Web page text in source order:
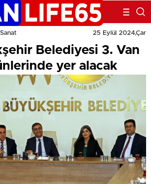
25 Eylül 2024,Çar
Belediyesi 3. Van
yer alacak